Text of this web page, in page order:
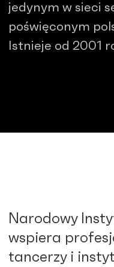
jedynym w sieci
poświęconym
Istnieje od 2001
Narodowy
wspiera
tancerzy i